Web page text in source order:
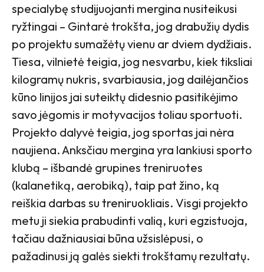
specialybę studijuojanti mergina nusiteikusi
ryžtingai – Gintarė trokšta, jog drabužių dydis
po projektu sumažėtų vienu ar dviem dydžiais.
Tiesa, vilnietė teigia, jog nesvarbu, kiek tiksliai
kilogramų nukris, svarbiausia, jog dailėjančios
kūno linijos jai suteiktų didesnio pasitikėjimo
savo jėgomis ir motyvacijos toliau sportuoti.
Projekto dalyvė teigia, jog sportas jai nėra
naujiena. Anksčiau mergina yra lankiusi sporto
klubą – išbandė grupines treniruotes
(kalanetiką, aerobiką), taip pat žino, ką
reiškia darbas su treniruokliais. Visgi projekto
metu ji siekia prabudinti valią, kuri egzistuoja,
tačiau dažniausiai būna užsislėpusi, o
pažadinusi ją galės siekti trokštamų rezultatų.